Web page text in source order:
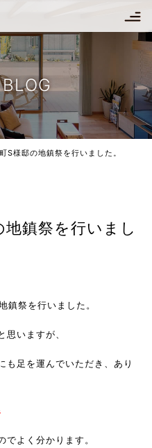
S様邸の地鎮祭を行いました。
鎮祭を行いまし
鎮祭を行いました。
いますが、
も足を運んでいただき、あり
よく分かります。